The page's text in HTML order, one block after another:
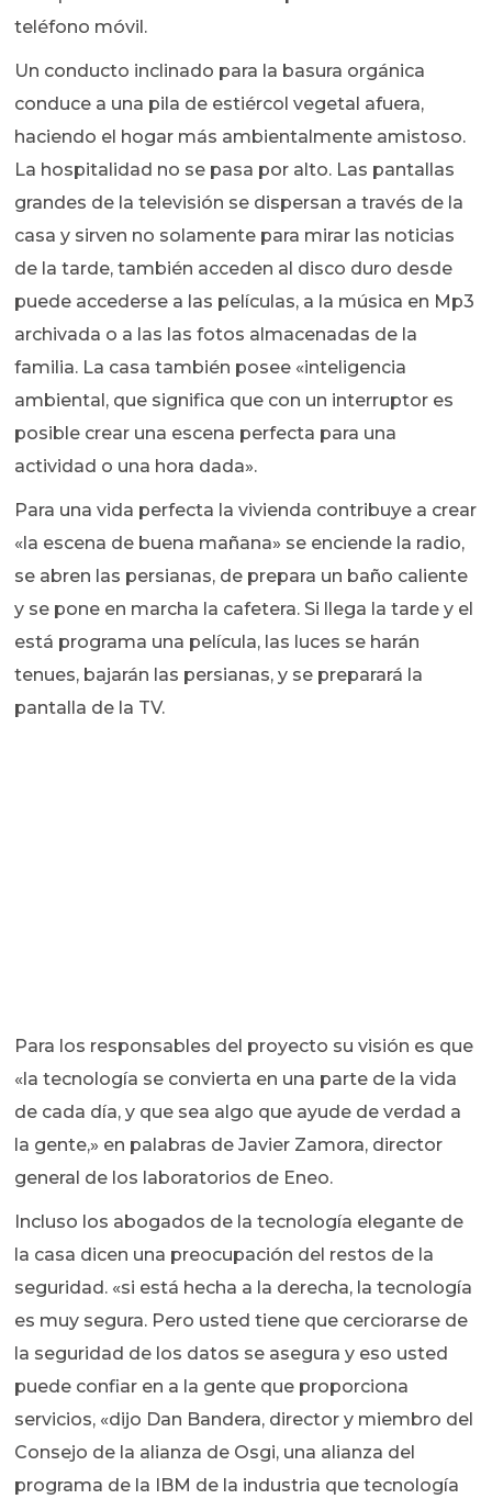
teléfono móvil.
Un conducto inclinado para la basura orgánica
conduce a una pila de estiércol vegetal afuera,
haciendo el hogar más ambientalmente amistoso.
La hospitalidad no se pasa por alto. Las pantallas
grandes de la televisión se dispersan a través de la
casa y sirven no solamente para mirar las noticias
de la tarde, también acceden al disco duro desde
puede accederse a las películas, a la música en Mp3
archivada o a las las fotos almacenadas de la
familia. La casa también posee «inteligencia
ambiental, que significa que con un interruptor es
posible crear una escena perfecta para una
actividad o una hora dada».
Para una vida perfecta la vivienda contribuye a crear
«la escena de buena mañana» se enciende la radio,
se abren las persianas, de prepara un baño caliente
y se pone en marcha la cafetera. Si llega la tarde y el
está programa una película, las luces se harán
tenues, bajarán las persianas, y se preparará la
pantalla de la TV.
Para los responsables del proyecto su visión es que
«la tecnología se convierta en una parte de la vida
de cada día, y que sea algo que ayude de verdad a
la gente,» en palabras de Javier Zamora, director
general de los laboratorios de Eneo.
Incluso los abogados de la tecnología elegante de
la casa dicen una preocupación del restos de la
seguridad. «si está hecha a la derecha, la tecnología
es muy segura. Pero usted tiene que cerciorarse de
la seguridad de los datos se asegura y eso usted
puede confiar en a la gente que proporciona
servicios, «dijo Dan Bandera, director y miembro del
Consejo de la alianza de Osgi, una alianza del
programa de la IBM de la industria que tecnología